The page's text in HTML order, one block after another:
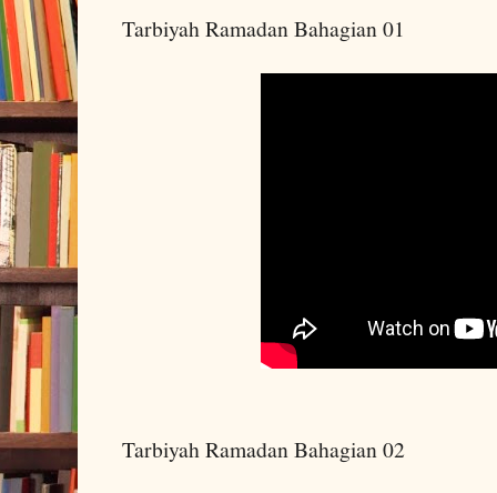
Tarbiyah Ramadan Bahagian 01
Tarbiyah Ramadan Bahagian 02